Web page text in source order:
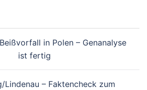
in Polen – Genanalyse
ist fertig
Lindenau – Faktencheck zum